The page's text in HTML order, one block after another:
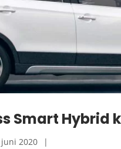
Smart Hybrid
juni 2020